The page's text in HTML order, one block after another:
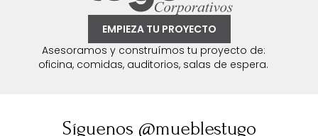
EMPIEZA TU PROYECTO
Asesoramos y construímos tu proyecto de:
oficina, comidas, auditorios, salas de espera.
Síguenos @mueblestugo